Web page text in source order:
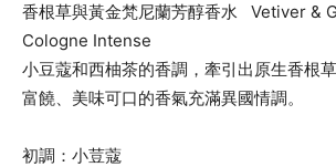
香根草與黃金梵尼蘭芳醇香水 Vetiver &
Cologne Intense
小豆蔻和西柚茶的香調，牽引出原生香根
富饒、美味可口的香氣充滿異國情調。
初調：小荳蔻